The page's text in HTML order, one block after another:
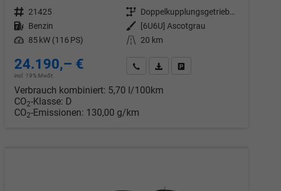
Fahrzeugnr. 21425 Getriebe
Doppelkupplungsgetriebe (DSG)
Kraftstoff Benzin Außenfarbe
[6U6U] Ascotgrau
Leistung 85 kW (116 PS) Kilometerstand 20 km
24.190,– €
incl. 19% MwSt.
Wir rufen Sie an
PDF-Datei, Fahrzeugexposé drucken
Drucken, parken oder
Verbrauch kombiniert: 5,70 l/100km
CO2-Klasse: D
CO2-Emissionen: 130,00 g/km